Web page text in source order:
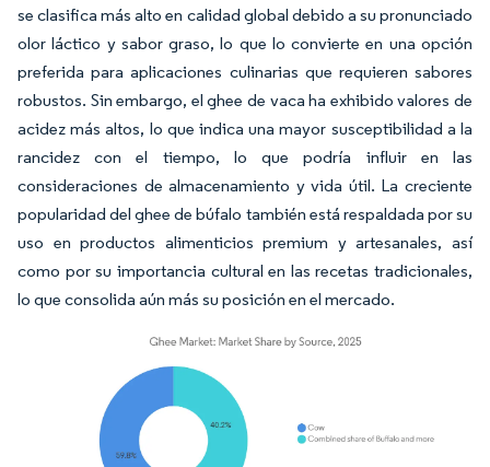
se clasifica más alto en calidad global debido a su pronunciado
olor láctico y sabor graso, lo que lo convierte en una opción
preferida para aplicaciones culinarias que requieren sabores
robustos. Sin embargo, el ghee de vaca ha exhibido valores de
acidez más altos, lo que indica una mayor susceptibilidad a la
rancidez con el tiempo, lo que podría influir en las
consideraciones de almacenamiento y vida útil. La creciente
popularidad del ghee de búfalo también está respaldada por su
uso en productos alimenticios premium y artesanales, así
como por su importancia cultural en las recetas tradicionales,
lo que consolida aún más su posición en el mercado.